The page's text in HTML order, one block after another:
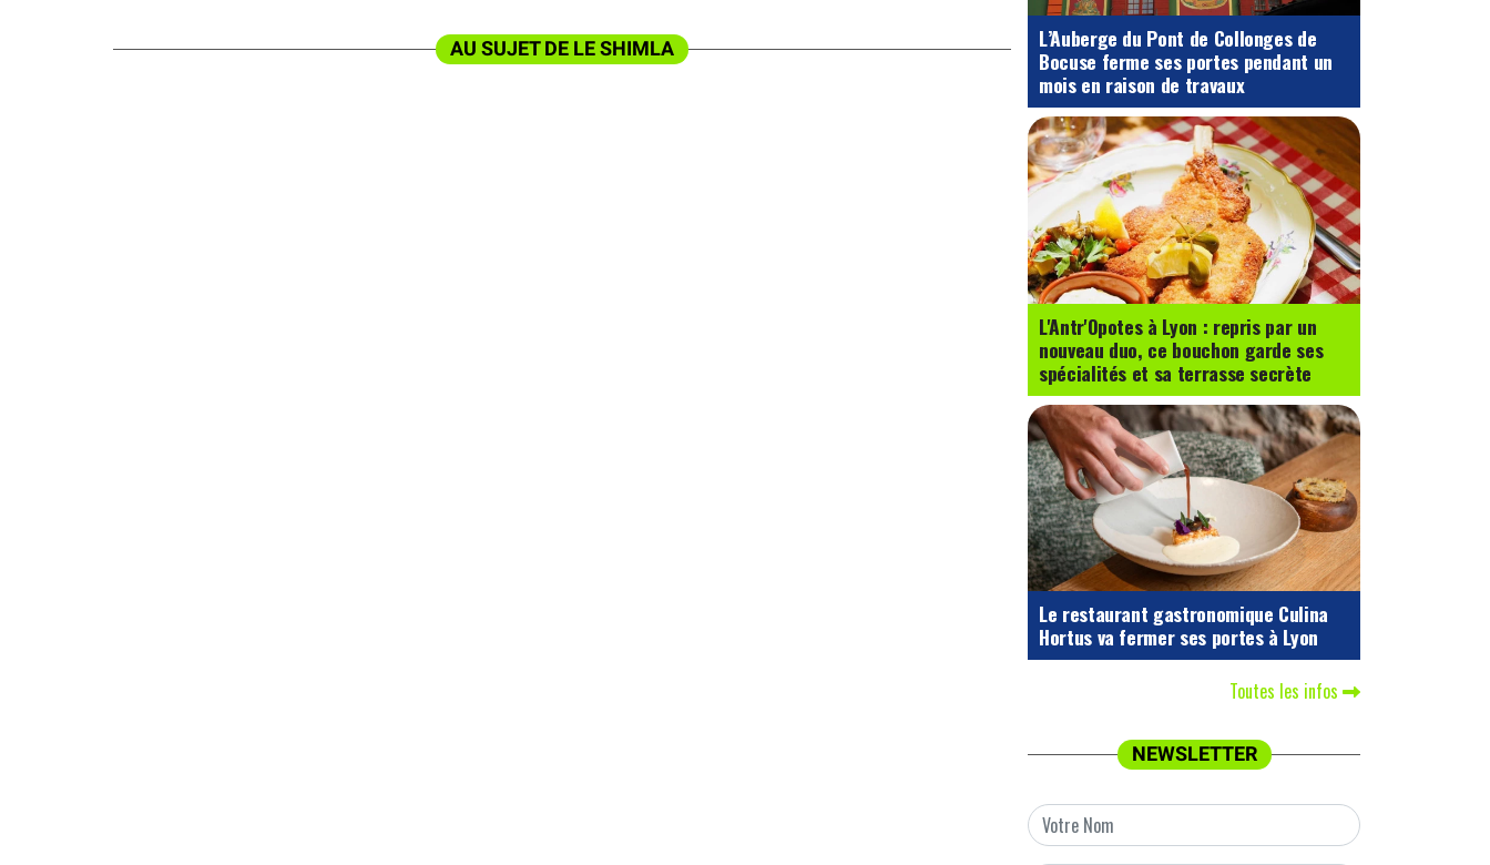
AU SUJET DE LE SHIMLA
L’Auberge du Pont de Collonges de
Bocuse ferme ses portes pendant un
mois en raison de travaux
L'Antr'Opotes à Lyon : repris par un
nouveau duo, ce bouchon garde ses
spécialités et sa terrasse secrète
Le restaurant gastronomique Culina
Hortus va fermer ses portes à Lyon
Toutes les infos
NEWSLETTER